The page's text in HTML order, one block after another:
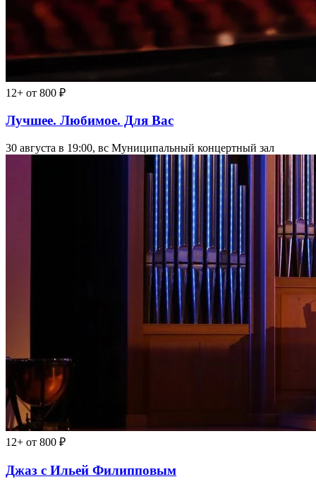
12+ от 800 ₽
Лучшее. Любимое. Для Вас
30 августа в 19:00, вс Муниципальный концертный зал
12+ от 800 ₽
Джаз с Ильей Филипповым